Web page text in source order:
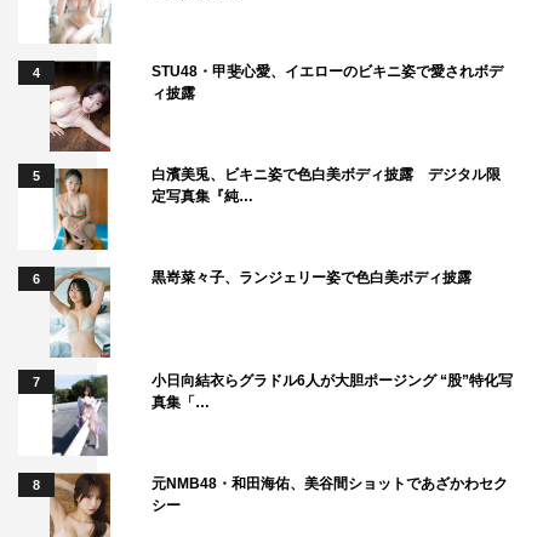
4
STU48・甲斐心愛、イエローのビキニ姿で愛されボデ
ィ披露
5
白濱美兎、ビキニ姿で色白美ボディ披露 デジタル限
定写真集『純…
6 黒嵜菜々子、ランジェリー姿で色白美ボディ披露
7
小日向結衣らグラドル6人が大胆ポージング “股”特化写
真集「…
8
元NMB48・和田海佑、美谷間ショットであざかわセク
シー